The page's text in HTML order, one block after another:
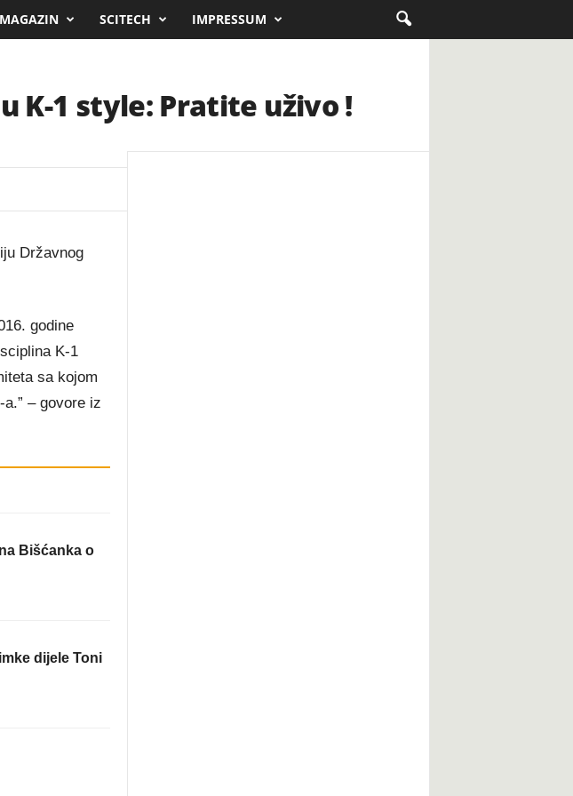
MAGAZIN SCITECH IMPRESSUM
K-1 style: Pratite uživo !
Državnog
godine
K-1
sa kojom
– govore iz
Bišćanka o
dijele Toni